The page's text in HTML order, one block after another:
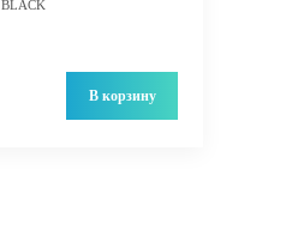
BLACK
В корзину